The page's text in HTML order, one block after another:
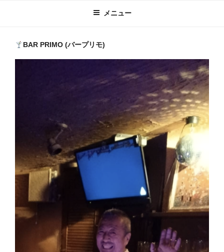
メニュー
BAR PRIMO (バープリモ)